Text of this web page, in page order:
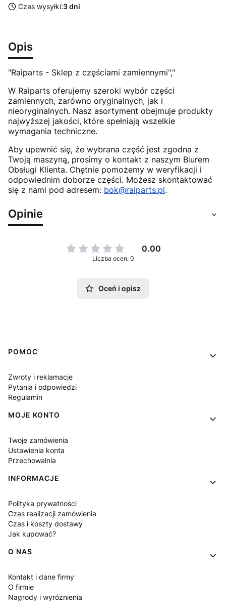
Czas wysyłki:3 dni
Opis
"Raiparts - Sklep z częściami zamiennymi","
W Raiparts oferujemy szeroki wybór części
zamiennych, zarówno oryginalnych, jak i
nieoryginalnych. Nasz asortyment obejmuje produkty
najwyższej jakości, które spełniają wszelkie
wymagania techniczne.
Aby upewnić się, że wybrana część jest zgodna z
Twoją maszyną, prosimy o kontakt z naszym Biurem
Obsługi Klienta. Chętnie pomożemy w weryfikacji i
odpowiednim doborze części. Możesz skontaktować
się z nami pod adresem: bok@raiparts.pl.
Opinie
0.00
Liczba ocen: 0
Oceń i opisz
Linki w stopce
POMOC
Zwroty i reklamacje
Pytania i odpowiedzi
Regulamin
MOJE KONTO
Twoje zamówienia
Ustawienia konta
Przechowalnia
INFORMACJE
Polityka prywatności
Czas realizacji zamówienia
Czas i koszty dostawy
Jak kupować?
O NAS
Kontakt i dane firmy
O firmie
Nagrody i wyróżnienia